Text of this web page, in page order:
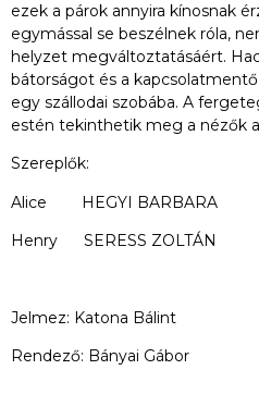
ezek a párok annyira kínosnak
egymással se beszélnek róla,
helyzet megváltoztatásáért.
bátorságot és a
egy szállodai szobába. A
estén tekinthetik meg a nézők a
Szereplők:
Alice HEGYI BARBARA
Henry SERESS ZOLTÁN
Jelmez: Katona Bálint
Rendező: Bányai Gábor